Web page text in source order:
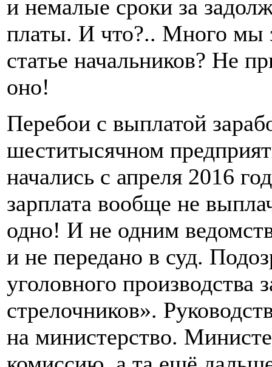
и немалые сроки за
платы. И что?.. Много мы
статье начальников? Не
оно!
Перебои с выплатой
шеститысячном
начались с апреля 2016
зарплата вообще не
одно! И не одним
и не передано в суд.
уголовного производства
стрелочников».
на министерство.